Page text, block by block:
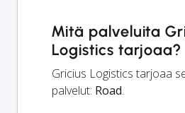
Mitä palveluita
Logistics tarjoaa?
Gricius Logistics tarjoaa
palvelut: Road.